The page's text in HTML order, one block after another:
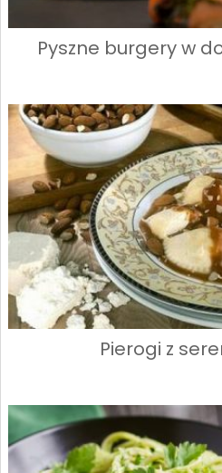
Pyszne burgery w
Pierogi z